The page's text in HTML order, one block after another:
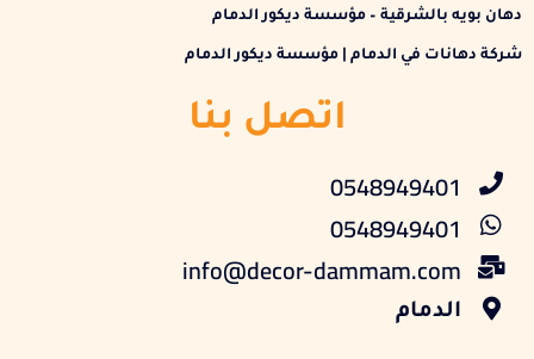
دهان بويه بالشرقية – مؤسسة ديكور الدمام
شركة دهانات في الدمام | مؤسسة ديكور الدمام
اتصل بنا
0548949401
0548949401
info@decor-dammam.com
الدمام